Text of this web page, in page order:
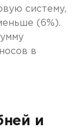
систему,
(6%).
в
и